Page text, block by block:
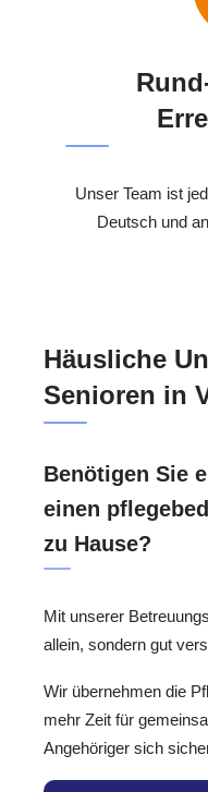
Unser Team ist
Deutsch und
Häusliche
Senioren in
Benötigen Sie
einen
zu Hause?
Mit unserer
allein, sondern gut
Wir übernehmen die
mehr Zeit für
Angehöriger sich